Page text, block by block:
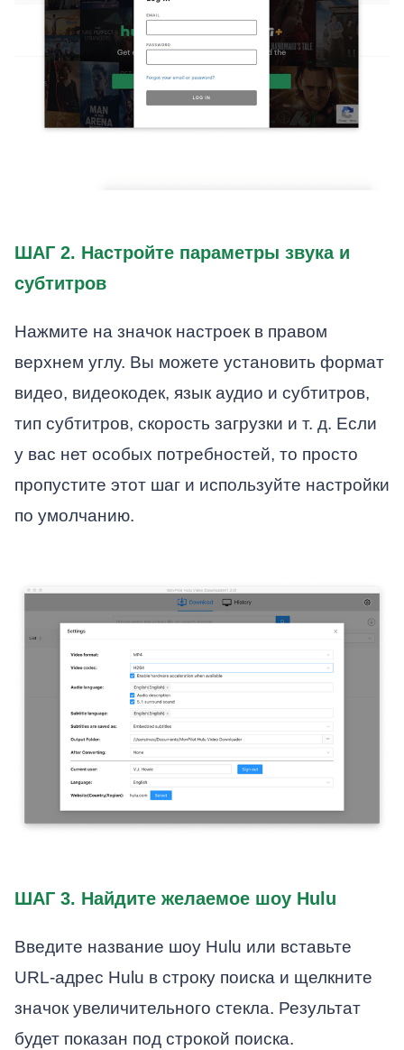
ШАГ 2. Настройте параметры звука и
субтитров
Нажмите на значок настроек в правом
верхнем углу. Вы можете установить формат
видео, видеокодек, язык аудио и субтитров,
тип субтитров, скорость загрузки и т. д. Если
у вас нет особых потребностей, то просто
пропустите этот шаг и используйте настройки
по умолчанию.
ШАГ 3. Найдите желаемое шоу Hulu
Введите название шоу Hulu или вставьте
URL-адрес Hulu в строку поиска и щелкните
значок увеличительного стекла. Результат
будет показан под строкой поиска.